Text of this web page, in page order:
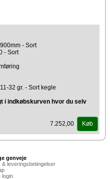
- Sort
- Sort
32 gr. - Sort kegle
i indkøbskurven hvor du selv
7.252,00 Køb
genveje
& leveringsbetingelser
login